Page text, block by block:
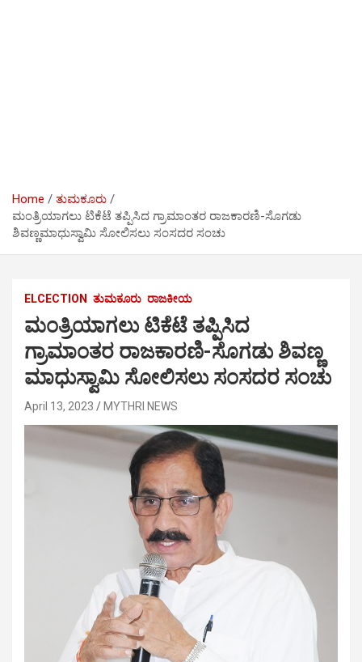
Home
ತುಮಕೂರು
ಮಂತ್ರಿಯಾಗಲು ಟಿಕೆಟೆ ತಪ್ಪಿಸಿದ ಗ್ರಾಮಾಂತರ ರಾಜಕಾರಣಿ-ಸೊಗಡು
ಶಿವಣ್ಣಮಾಧುಸ್ವಾಮಿ ಸೋಲಿಸಲು ಸಂಸದರ ಸಂಚು
ELCECTION ತುಮಕೂರು ರಾಜಕೀಯ
ಮಂತ್ರಿಯಾಗಲು ಟಿಕೆಟೆ ತಪ್ಪಿಸಿದ
ಗ್ರಾಮಾಂತರ ರಾಜಕಾರಣಿ-ಸೊಗಡು ಶಿವಣ್ಣ
ಮಾಧುಸ್ವಾಮಿ ಸೋಲಿಸಲು ಸಂಸದರ ಸಂಚು
April 13, 2023 MYTHRI NEWS